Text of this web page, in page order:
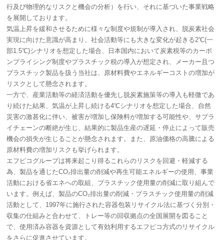
行及び物理的なリスクと機会の分析）を行い、それに基づいた事業戦略
を展開しております。
気温上昇を緩和させるために様々な制度や規制が導入され、脱炭素社会
実現に向けた意識が高まり、社会活動等にも大きな変化が起きる2℃(一
部1.5℃)シナリオを想定した場合、日本国内において炭素税等のカーボ
ンプライシング制度やプラスチック税の導入が想定され、メーカー且つ
プラスチック製品を扱う当社は、原材料費やエネルギーコストの増加が
リスクとして懸念されます。
一方で、産業活動等の経済活動を優先し脱炭素施策等の導入も軽微であ
り続けた結果、気温が上昇し続ける4℃シナリオを想定した場合、自然
災害の激甚化に伴い、被害が増加し保険料が増加する可能性や、サプラ
イチェーンの断絶が生じ、結果的に製品生産の遅延・停止によって販売
機会の損失が生じることが懸念されます。また、原油価格の高騰による
原材料費の増加リスクも挙げられます。
エフピコグループは将来起こり得るこれらのリスクを回避・軽減する
為、製品を通じたCO₂排出量の削減や再生可能エネルギーの使用、事業
活動における省エネへの取組、プラスチック使用量の削減に取り組んで
います。例えば、製品のCO₂排出量の削減・プラスチック使用量の削減
活動として、1997年に施行された容器包装リサイクル法に基づく分別・
収集の仕組みと合わせて、トレー等の回収拠点の全国展開を図ること
で、使用済み容器を資源として有効利用するエフピコ方式のリサイクル
をさらに促進させています。